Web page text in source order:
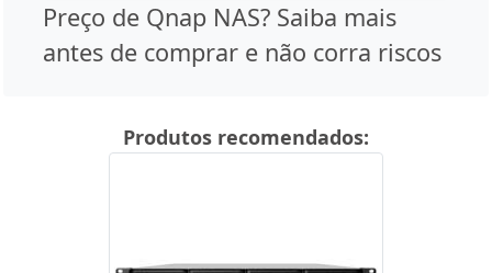
Preço de Qnap NAS? Saiba mais
antes de comprar e não corra riscos
Produtos recomendados: